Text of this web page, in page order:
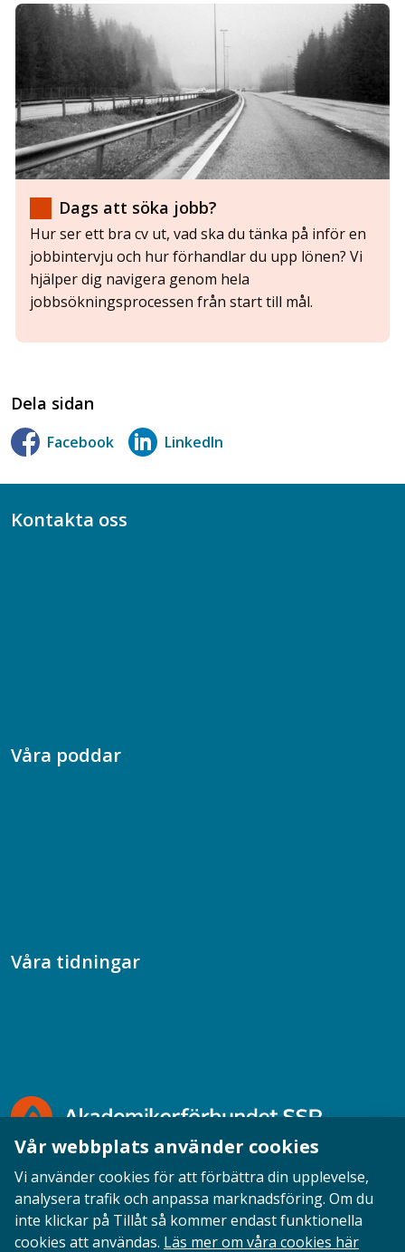
Dags att söka jobb?
Hur ser ett bra cv ut, vad ska du tänka på inför en
jobbintervju och hur förhandlar du upp lönen? Vi
hjälper dig navigera genom hela
jobbsökningsprocessen från start till mål.
Dela sidan
Facebook LinkedIn
Kontakta oss
Våra poddar
Våra tidningar
Opinion English Personuppgifter Cookies
Vår webbplats använder cookies
Vi använder cookies för att förbättra din upplevelse,
analysera trafik och anpassa marknadsföring. Om du
inte klickar på Tillåt så kommer endast funktionella
cookies att användas. Läs mer om våra cookies här